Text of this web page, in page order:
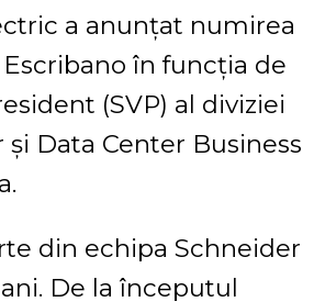
a anunțat numirea
în funcția de
(SVP) al diviziei
Data Center Business
din echipa Schneider
De la începutul